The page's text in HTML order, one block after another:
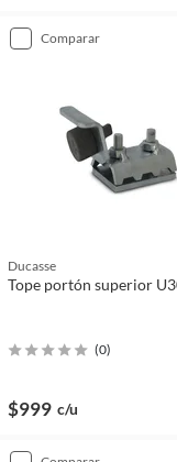
comparar
Ducasse
Tope portón superior
(0)
$999 c/u